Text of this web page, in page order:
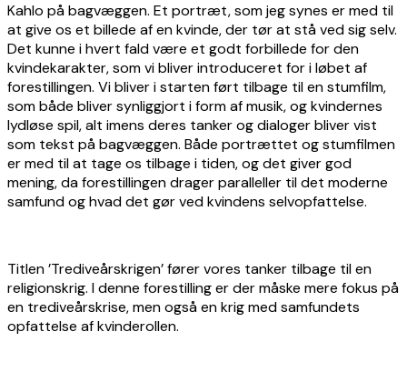
Kahlo på bagvæggen. Et portræt, som jeg synes er med til
at give os et billede af en kvinde, der tør at stå ved sig selv.
Det kunne i hvert fald være et godt forbillede for den
kvindekarakter, som vi bliver introduceret for i løbet af
forestillingen. Vi bliver i starten ført tilbage til en stumfilm,
som både bliver synliggjort i form af musik, og kvindernes
lydløse spil, alt imens deres tanker og dialoger bliver vist
som tekst på bagvæggen. Både portrættet og stumfilmen
er med til at tage os tilbage i tiden, og det giver god
mening, da forestillingen drager paralleller til det moderne
samfund og hvad det gør ved kvindens selvopfattelse.
Titlen ’Trediveårskrigen’ fører vores tanker tilbage til en
religionskrig. I denne forestilling er der måske mere fokus på
en trediveårskrise, men også en krig med samfundets
opfattelse af kvinderollen.